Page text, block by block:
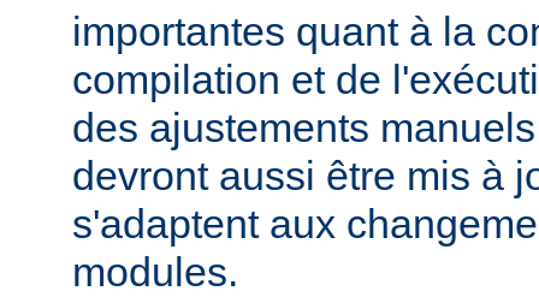
importantes quant à la
compilation et de
des ajustements
devront aussi être mis à
s'adaptent aux
modules.